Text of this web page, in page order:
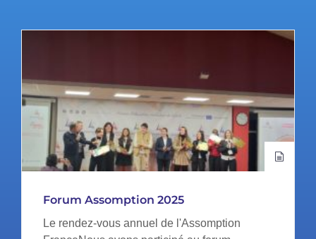
Forum Assomption 2025
Le rendez-vous annuel de l'Assomption